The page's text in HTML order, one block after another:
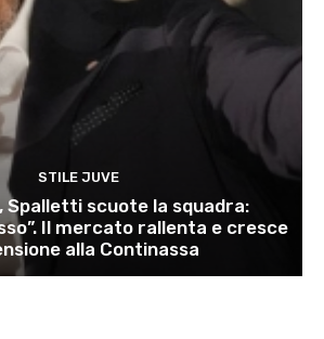
STILE JUVE
Spalletti scuote la squadra:
Il mercato rallenta e cresce
alla Continassa